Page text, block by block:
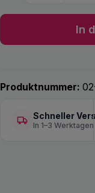
In
Produktnummer:
Schneller
In 1–3 Werktagen